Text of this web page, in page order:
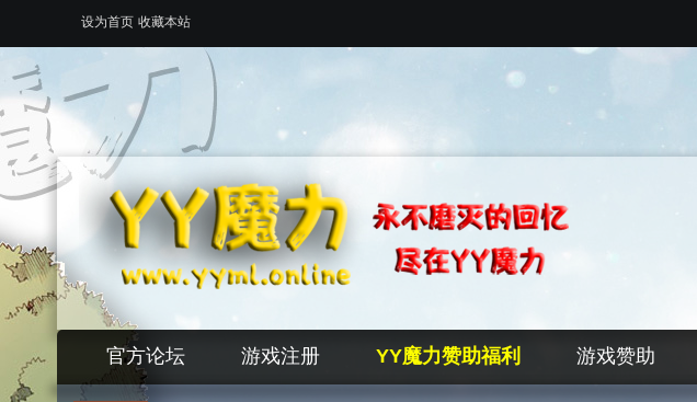
设为首页 收藏本站
官方论坛 游戏注册 YY魔力赞助福利 游戏赞助